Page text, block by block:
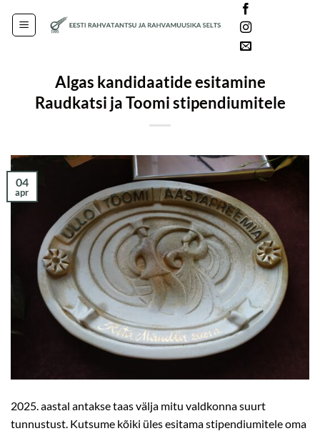
Algas kandidaatide esitamine
Raudkatsi ja Toomi stipendiumitele
04
apr
2025. aastal antakse taas välja mitu valdkonna suurt
tunnustust. Kutsume kõiki üles esitama stipendiumitele oma